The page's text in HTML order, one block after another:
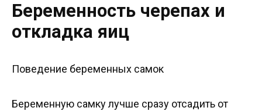
Беременность черепах и
откладка яиц
Поведение беременных самок
Беременную самку лучше сразу отсадить от